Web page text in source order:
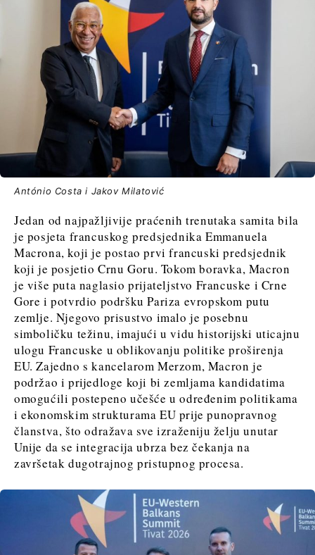
António Costa i Jakov Milatović
Jedan od najpažljivije praćenih trenutaka samita bila
je posjeta francuskog predsjednika Emmanuela
Macrona, koji je postao prvi francuski predsjednik
koji je posjetio Crnu Goru. Tokom boravka, Macron
je više puta naglasio prijateljstvo Francuske i Crne
Gore i potvrdio podršku Pariza evropskom putu
zemlje. Njegovo prisustvo imalo je posebnu
simboličku težinu, imajući u vidu historijski uticajnu
ulogu Francuske u oblikovanju politike proširenja
EU. Zajedno s kancelarom Merzom, Macron je
podržao i prijedloge koji bi zemljama kandidatima
omogućili postepeno učešće u određenim politikama
i ekonomskim strukturama EU prije punopravnog
članstva, što odražava sve izraženiju želju unutar
Unije da se integracija ubrza bez čekanja na
završetak dugotrajnog pristupnog procesa.